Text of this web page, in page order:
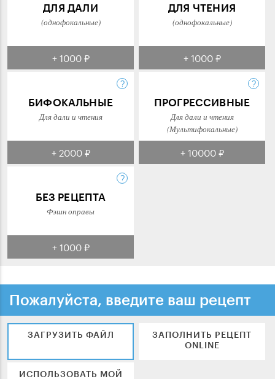
ДЛЯ ДАЛИ
(однофокальные)
+ 1000 ₽
ДЛЯ ЧТЕНИЯ
(однофокальные)
+ 1000 ₽
БИФОКАЛЬНЫЕ
Для дали и чтения
+ 2000 ₽
ПРОГРЕССИВНЫЕ
Для дали и чтения
(Мультифокальные)
+ 10000 ₽
БЕЗ РЕЦЕПТА
Фэшн оправы
+ 1000 ₽
Пожалуйста, введите ваш рецепт
ЗАГРУЗИТЬ ФАЙЛ
ЗАПОЛНИТЬ РЕЦЕПТ
ONLINE
ИСПОЛЬЗОВАТЬ МОЙ